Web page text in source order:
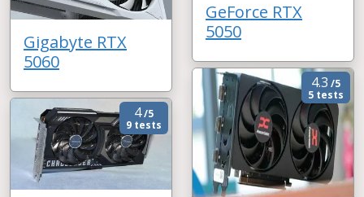
Gigabyte RTX
5060
4/5
9 tests
GeForce RTX
5050
4.3 /5
5 tests